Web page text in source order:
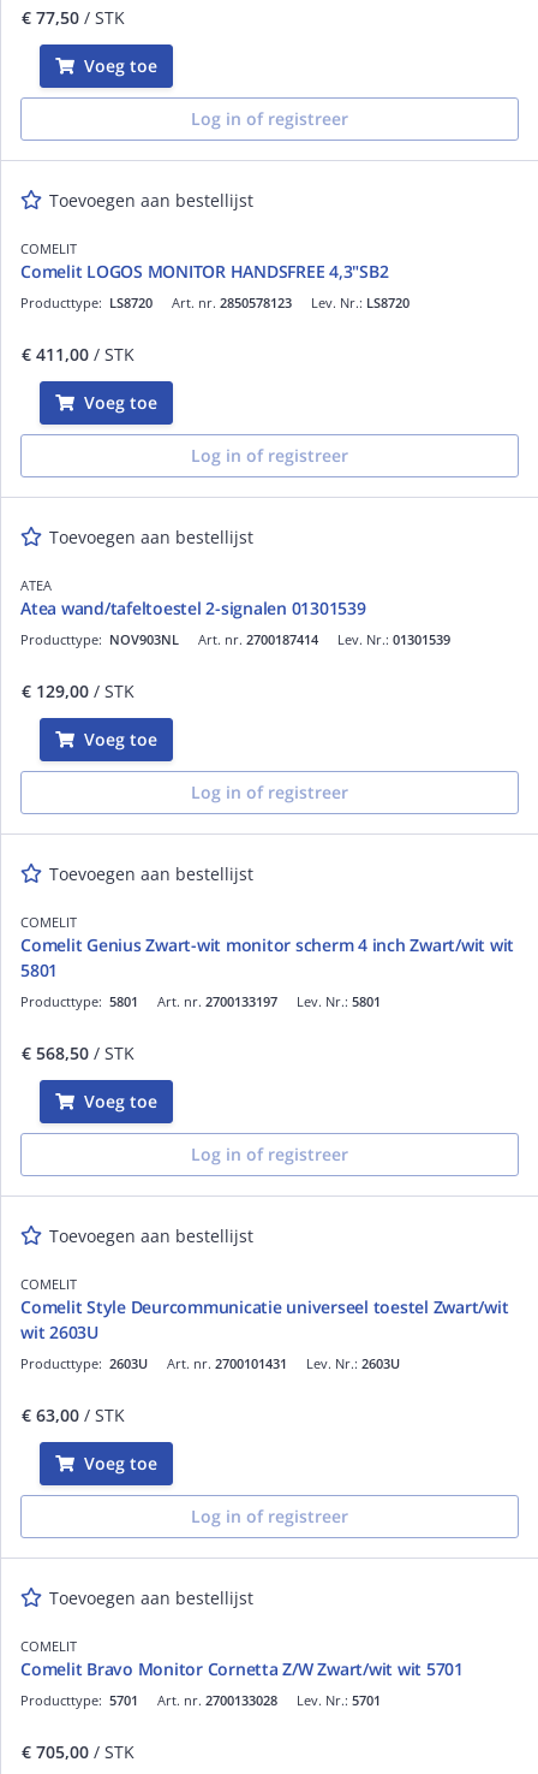
€ 77,50 / STK
Voeg toe
Log in of registreer
Toevoegen aan bestellijst
COMELIT
Comelit LOGOS MONITOR HANDSFREE 4,3"SB2
Art. nr. 2850578123
Producttype: LS8720 Lev. Nr.: LS8720
€ 411,00 / STK
Voeg toe
Log in of registreer
Toevoegen aan bestellijst
ATEA
Atea wand/tafeltoestel 2-signalen 01301539
Art. nr. 2700187414
Producttype: NOV903NL Lev. Nr.: 01301539
€ 129,00 / STK
Voeg toe
Log in of registreer
Toevoegen aan bestellijst
COMELIT
Comelit Genius Zwart-wit monitor scherm 4 inch Zwart/wit wit
5801
Art. nr. 2700133197
Producttype: 5801 Lev. Nr.: 5801
€ 568,50 / STK
Voeg toe
Log in of registreer
Toevoegen aan bestellijst
COMELIT
Comelit Style Deurcommunicatie universeel toestel Zwart/wit
wit 2603U
Art. nr. 2700101431
Producttype: 2603U Lev. Nr.: 2603U
€ 63,00 / STK
Voeg toe
Log in of registreer
Toevoegen aan bestellijst
COMELIT
Comelit Bravo Monitor Cornetta Z/W Zwart/wit wit 5701
Art. nr. 2700133028
Producttype: 5701 Lev. Nr.: 5701
€ 705,00 / STK